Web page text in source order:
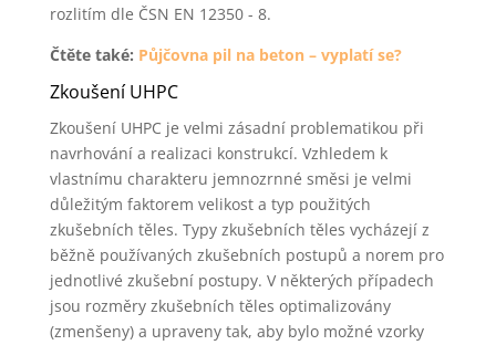
rozlitím dle ČSN EN 12350 - 8.
Čtěte také: Půjčovna pil na beton – vyplatí se?
Zkoušení UHPC
Zkoušení UHPC je velmi zásadní problematikou při
navrhování a realizaci konstrukcí. Vzhledem k
vlastnímu charakteru jemnozrnné směsi je velmi
důležitým faktorem velikost a typ použitých
zkušebních těles. Typy zkušebních těles vycházejí z
běžně používaných zkušebních postupů a norem pro
jednotlivé zkušební postupy. V některých případech
jsou rozměry zkušebních těles optimalizovány
(zmenšeny) a upraveny tak, aby bylo možné vzorky